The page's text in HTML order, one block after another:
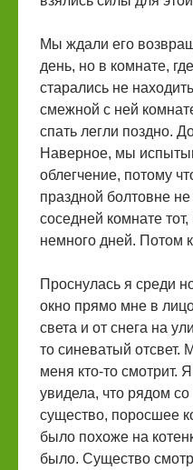
Мы ждали его
день, но в комнате,
старались не
смежной с ней
спать легли поздно.
Наверное, мы
облегчение, потому
праздной болтовне
соседней комнате
немного дней. Потом
Проснулась я среди
окно прямо мне в
света и от снега на
то синеватый отсвет.
меня кто-то смотрит.
увидела, что рядом
существо, поросшее
было похоже на
было. Существо